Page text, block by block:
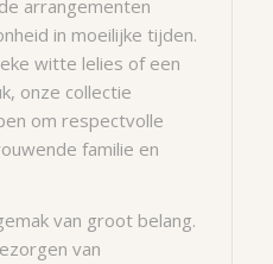
arrangementen
in moeilijke tijden.
witte lelies of een
onze collectie
om respectvolle
familie en
van groot belang.
van